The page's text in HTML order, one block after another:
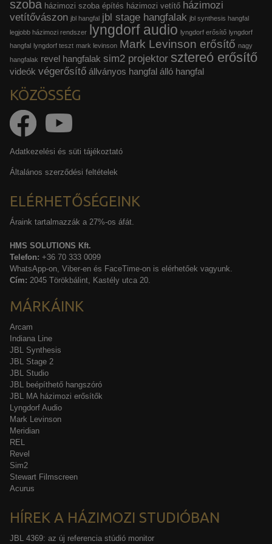
szoba házimozi szoba építés házimozi vetítő házimozi
vetítővászon jbl hangfal jbl stage hangfalak jbl synthesis hangfal
legjobb házimozi rendszer lyngdorf audio lyngdorf erősítő lyngdorf
hangfal lyngdorf teszt mark levinson Mark Levinson erősítő nagy
hangfalak revel hangfalak sim2 projektor sztereó erősítő
videók végerősítő állványos hangfal álló hangfal
KÖZÖSSÉG
Adatkezelési és süti tájékoztató
Általános szerződési feltételek
ELÉRHETŐSÉGEINK
Áraink tartalmazzák a 27%-os áfát.
HMS SOLUTIONS Kft.
Telefon: +36 70 333 0099
WhatsApp-on, Viber-en és FaceTime-on is elérhetőek vagyunk.
Cím: 2045 Törökbálint, Kastély utca 20.
MÁRKÁINK
Arcam
Indiana Line
JBL Synthesis
JBL Stage 2
JBL Studio
JBL beépíthető hangszóró
JBL MA házimozi erősítők
Lyngdorf Audio
Mark Levinson
Meridian
REL
Revel
Sim2
Stewart Filmscreen
Acurus
HÍREK A HÁZIMOZI STUDIÓBAN
JBL 4369: az új referencia stúdió monitor
reklámajánlatokkal tudjuk megcélozni.